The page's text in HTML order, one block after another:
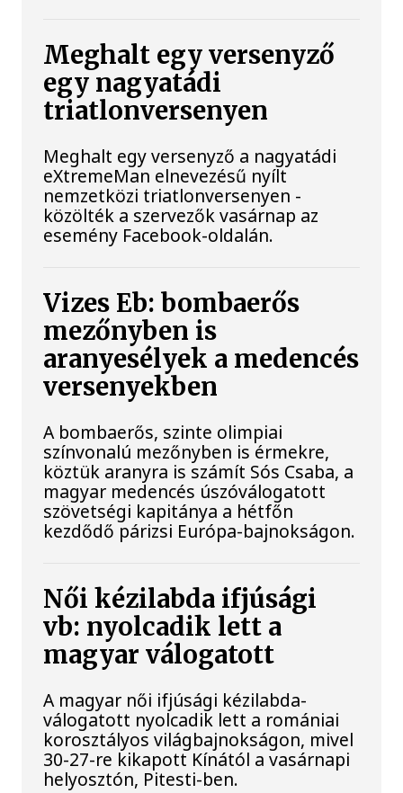
Meghalt egy versenyző
egy nagyatádi
triatlonversenyen
Meghalt egy versenyző a nagyatádi
eXtremeMan elnevezésű nyílt
nemzetközi triatlonversenyen -
közölték a szervezők vasárnap az
esemény Facebook-oldalán.
Vizes Eb: bombaerős
mezőnyben is
aranyesélyek a medencés
versenyekben
A bombaerős, szinte olimpiai
színvonalú mezőnyben is érmekre,
köztük aranyra is számít Sós Csaba, a
magyar medencés úszóválogatott
szövetségi kapitánya a hétfőn
kezdődő párizsi Európa-bajnokságon.
Női kézilabda ifjúsági
vb: nyolcadik lett a
magyar válogatott
A magyar női ifjúsági kézilabda-
válogatott nyolcadik lett a romániai
korosztályos világbajnokságon, mivel
30-27-re kikapott Kínától a vasárnapi
helyosztón, Pitesti-ben.